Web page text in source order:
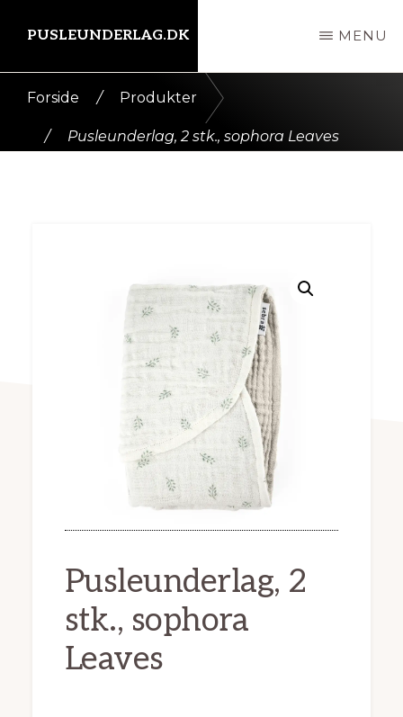
indhold
PUSLEUNDERLAG.DK MENU
Forside / Produkter
/ Pusleunderlag, 2 stk., sophora Leaves
Pusleunderlag, 2
stk., sophora
Leaves